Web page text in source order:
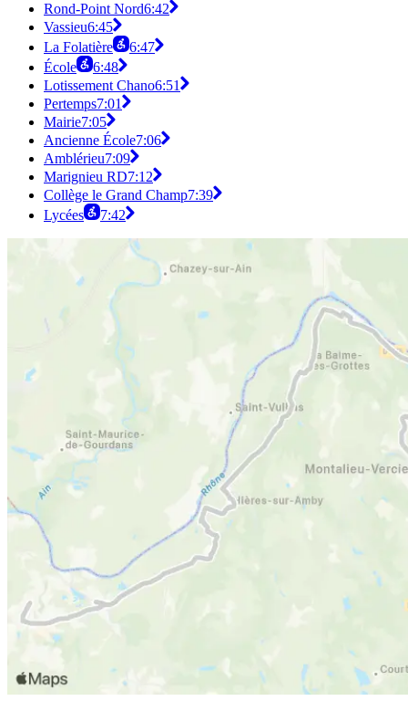
Rond-Point Nord6:42
Vassieu6:45
La Folatière
6:47
École
6:48
Lotissement Chano6:51
Pertemps7:01
Mairie7:05
Ancienne École7:06
Amblérieu7:09
Marignieu RD7:12
Collège le Grand Champ7:39
Lycées
7:42